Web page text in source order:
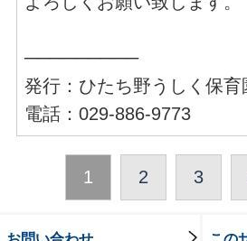
─────────
発行：ひたち野うしく保
電話：029-886-9773
1 2 3